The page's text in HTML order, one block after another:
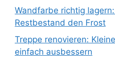
Wandfarbe richtig
Restbestand den Frost
Treppe renovieren:
einfach ausbessern